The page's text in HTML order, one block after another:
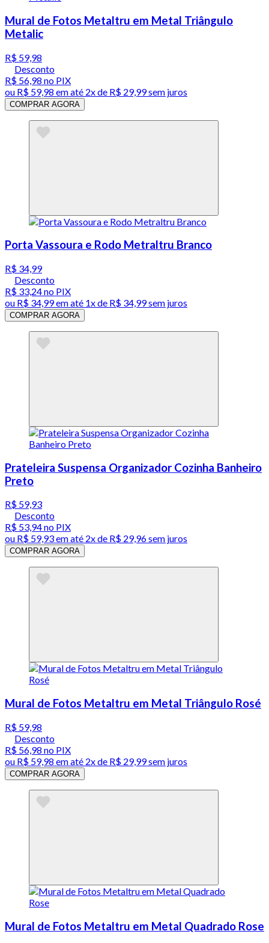
Mural de Fotos Metaltru em Metal Triângulo
Metalic
R$ 59,98
Desconto
R$ 56,98 no PIX
ou R$ 59,98 em até 2x de R$ 29,99 sem juros
COMPRAR AGORA
Porta Vassoura e Rodo Metraltru Branco
R$ 34,99
Desconto
R$ 33,24no PIX
ou R$ 34,99em até 1x de R$ 34,99sem juros
COMPRAR AGORA
Prateleira Suspensa Organizador Cozinha Banheiro
Preto
R$ 59,93
Desconto
R$ 53,94no PIX
ou R$ 59,93em até 2x de R$ 29,96 sem juros
COMPRAR AGORA
Mural de Fotos Metaltru em Metal Triângulo Rosé
R$ 59,98
Desconto
R$ 56,98 no PIX
ou R$ 59,98 em até 2x de R$ 29,99 sem juros
COMPRAR AGORA
Mural de Fotos Metaltru em Metal Quadrado Rose